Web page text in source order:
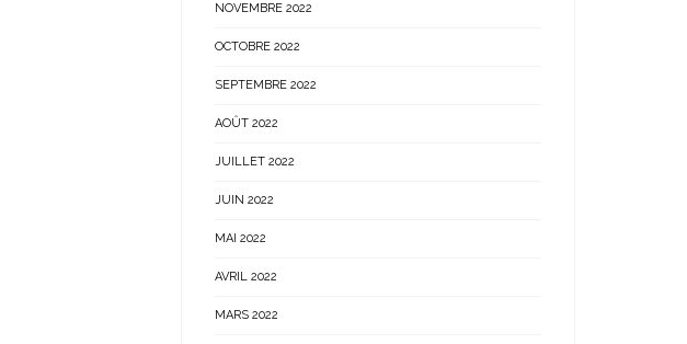
NOVEMBRE 2022
OCTOBRE 2022
SEPTEMBRE 2022
AOÛT 2022
JUILLET 2022
JUIN 2022
MAI 2022
AVRIL 2022
MARS 2022